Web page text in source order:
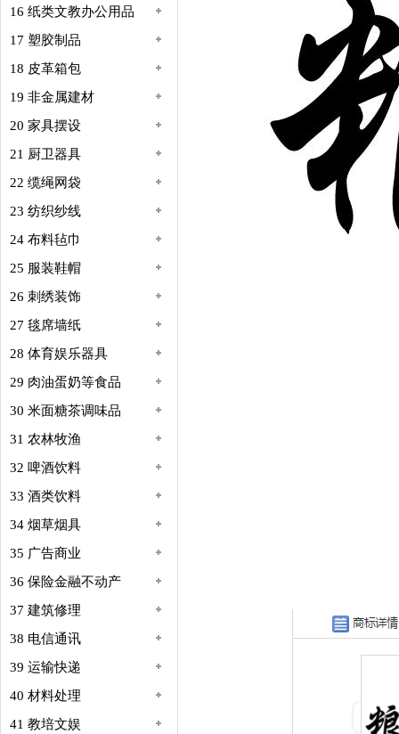
16 纸类文教办公用品
17 塑胶制品
18 皮革箱包
19 非金属建材
20 家具摆设
21 厨卫器具
22 缆绳网袋
23 纺织纱线
24 布料毡巾
25 服装鞋帽
26 刺绣装饰
27 毯席墙纸
28 体育娱乐器具
29 肉油蛋奶等食品
30 米面糖茶调味品
31 农林牧渔
32 啤酒饮料
33 酒类饮料
34 烟草烟具
35 广告商业
36 保险金融不动产
37 建筑修理
38 电信通讯
39 运输快递
40 材料处理
41 教培文娱